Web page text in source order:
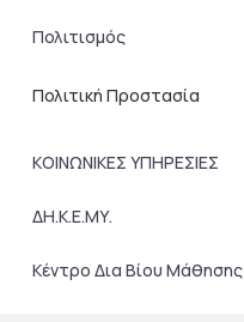
Πολιτισμός
Πολιτική Προστασία
ΚΟΙΝΩΝΙΚΕΣ ΥΠΗΡΕΣΙΕΣ
ΔΗ.Κ.Ε.ΜΥ.
Κέντρο Δια Βίου Μάθησης